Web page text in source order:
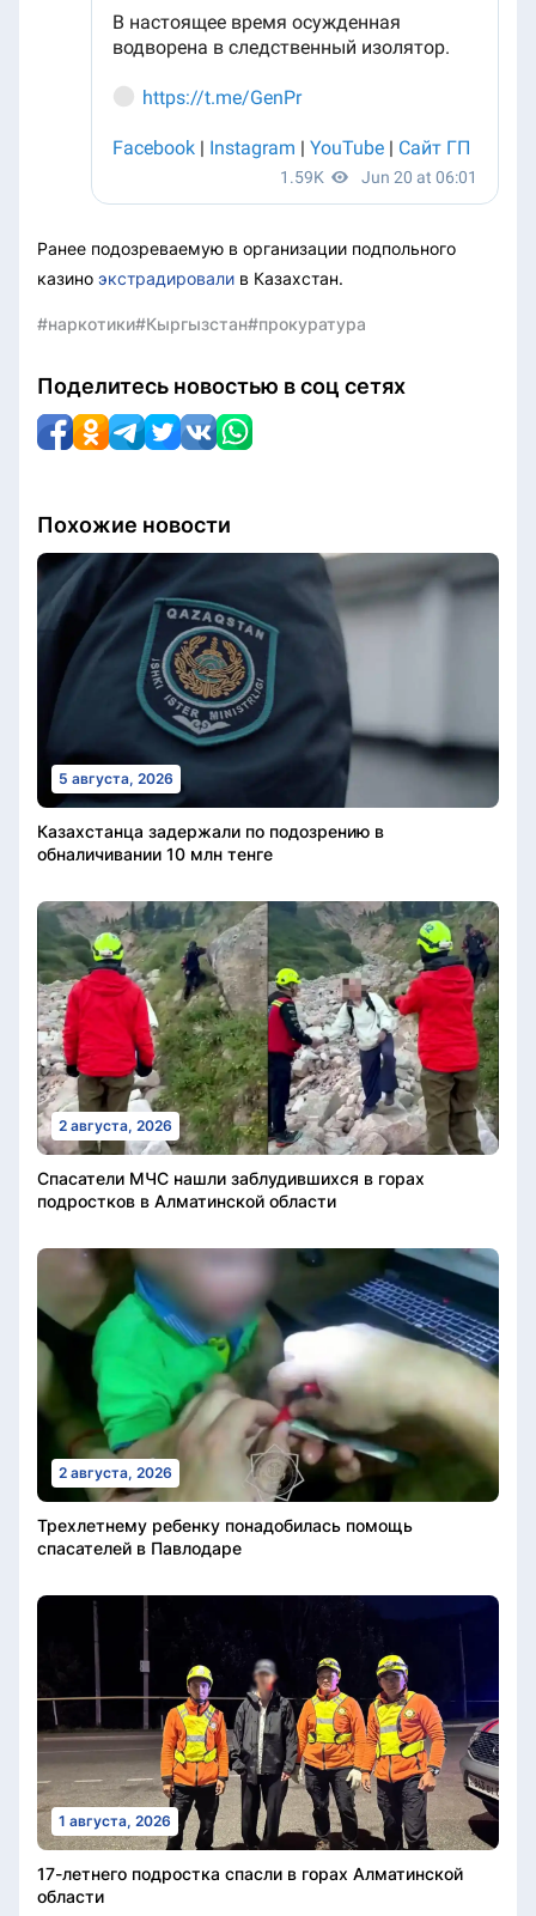
Ранее подозреваемую в организации подпольного
казино экстрадировали в Казахстан.
#наркотики#Кыргызстан#прокуратура
Поделитесь новостью в соц сетях
Похожие новости
5 августа, 2026
Казахстанца задержали по подозрению в
обналичивании 10 млн тенге
2 августа, 2026
Спасатели МЧС нашли заблудившихся в горах
подростков в Алматинской области
2 августа, 2026
Трехлетнему ребенку понадобилась помощь
спасателей в Павлодаре
1 августа, 2026
17-летнего подростка спасли в горах Алматинской
области